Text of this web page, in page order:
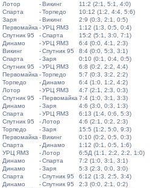
Лотор -Викинг
11:2 (2:1, 5:1, 4:0)
Спарта -Торпедо
10:12 (1:2, 4:4, 5:6)
Заря -Викинг
2:9 (0:3, 2:1, 0:5)
Первомайка -УРЦ ЯМЗ
1:12 (1:3, 0:5, 0:4)
Спутник 95 -Спарта
15:2 (5:1, 3:0, 7:1)
Динамо -УРЦ ЯМЗ
6:4 (0:0, 4:1, 2:3)
Викинг -Спутник 95
8:4 (0:0, 5:3, 3:1)
Спарта -Заря
0:10 (0:1, 0:4, 0:5)
Спутник 95 -УРЦ ЯМЗ
6:8 (0:2, 2:2, 4:4)
Первомайка -Торпедо
5:7 (0:3, 3:2, 2:2)
Торпедо - Динамо
6:4 (1:0, 1:2, 4:2)
Лотор -УРЦ ЯМЗ
4:7 (2:1, 2:3, 0:3)
Спутник 95 -Первомайка 7:4 (1:0, 3:1, 3:3)
Динамо -Заря
4:6 (3:0, 0:3, 1:3)
Спарта -УРЦ ЯМЗ
6:13 (1:4, 0:6, 5:3)
Спутник 95 - Лотор
4:6 (2:1, 0:2, 2:3)
Торпедо -Заря
15:5 (1:2, 5:0, 9:3)
Первомайка -Викинг
0:10 (0:2, 0:5, 0:3)
Спарта - Динамо
1:12 (0:1, 0:5, 1:6)
УРЦ ЯМЗ - Лотор
6:5Д (1:1, 2:2, 2:2, 1:0)
Динамо -Спарта
7:2 (1:0, 3:1, 3:1)
Динамо -Заря
5:3 (2:3, 0:0, 3:0)
Спарта -Спутник 95
6:12 (1:3, 2:5, 3:4)
Динамо -Спутник 95
2:3 (0:0, 2:1, 0:2)